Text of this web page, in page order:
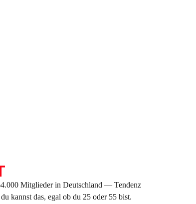
Mitglieder in Deutschland — Tendenz
kannst das, egal ob du 25 oder 55 bist.